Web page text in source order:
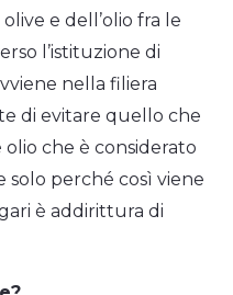
e dell’olio fra le
l’istituzione di
nella filiera
di evitare quello che
che è considerato
solo perché così viene
è addirittura di